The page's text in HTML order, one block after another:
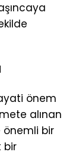
önem
alınan
bir
bir